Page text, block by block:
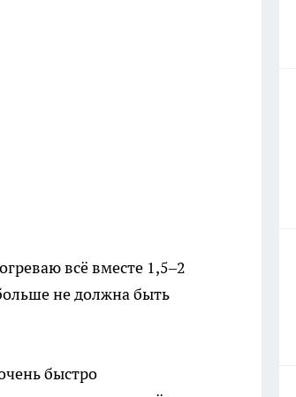
всё вместе 1,5–2
не должна быть
быстро